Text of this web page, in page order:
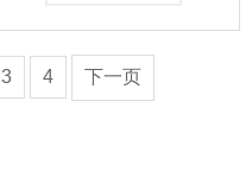
测量误差。三坐标操作人员要了解
这些因素，避免影
3 4 下一页